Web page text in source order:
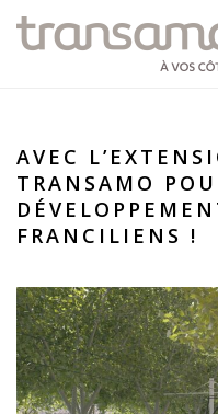
AVEC
TRANSAMO
FRANCILIENS !
Panneau de gestion des cookies